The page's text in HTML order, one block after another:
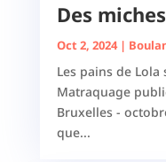
Des
Oct 2, 2024|
Les pains de
Matraquage
Bruxelles -
que...